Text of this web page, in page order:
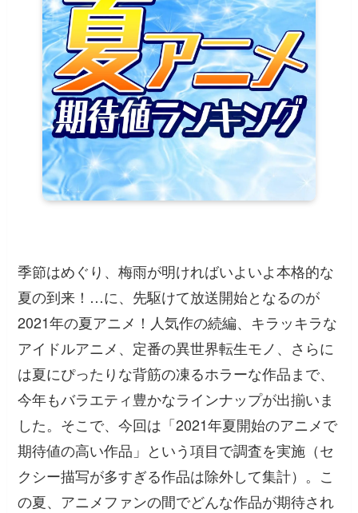
季節はめぐり、梅雨が明ければいよいよ本格的な
夏の到来！…に、先駆けて放送開始となるのが
2021年の夏アニメ！人気作の続編、キラッキラな
アイドルアニメ、定番の異世界転生モノ、さらに
は夏にぴったりな背筋の凍るホラーな作品まで、
今年もバラエティ豊かなラインナップが出揃いま
した。そこで、今回は「2021年夏開始のアニメで
期待値の高い作品」という項目で調査を実施（セ
クシー描写が多すぎる作品は除外して集計）。こ
の夏、アニメファンの間でどんな作品が期待され